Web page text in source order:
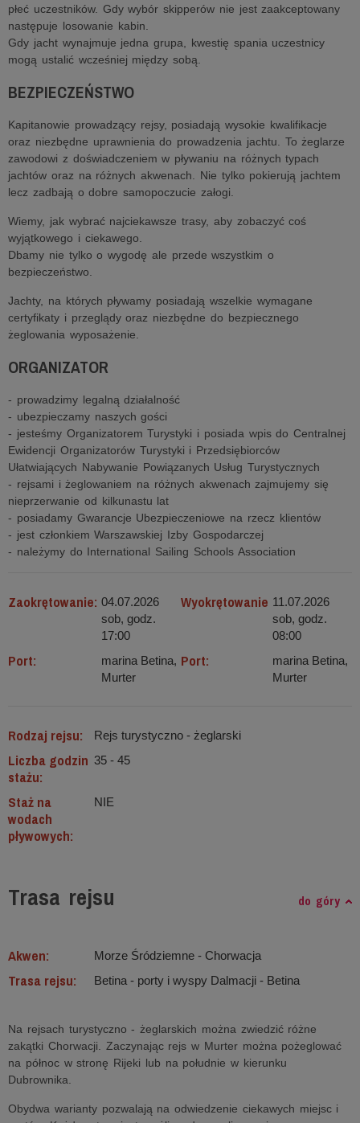
płeć uczestników. Gdy wybór skipperów nie jest zaakceptowany
następuje losowanie kabin.
Gdy jacht wynajmuje jedna grupa, kwestię spania uczestnicy
mogą ustalić wcześniej między sobą.
BEZPIECZEŃSTWO
Kapitanowie prowadzący rejsy, posiadają wysokie kwalifikacje
oraz niezbędne uprawnienia do prowadzenia jachtu. To żeglarze
zawodowi z doświadczeniem w pływaniu na różnych typach
jachtów oraz na różnych akwenach. Nie tylko pokierują jachtem
lecz zadbają o dobre samopoczucie załogi.
Wiemy, jak wybrać najciekawsze trasy, aby zobaczyć coś
wyjątkowego i ciekawego.
Dbamy nie tylko o wygodę ale przede wszystkim o
bezpieczeństwo.
Jachty, na których pływamy posiadają wszelkie wymagane
certyfikaty i przeglądy oraz niezbędne do bezpiecznego
żeglowania wyposażenie.
ORGANIZATOR
- prowadzimy legalną działalność
- ubezpieczamy naszych gości
- jesteśmy Organizatorem Turystyki i posiada wpis do Centralnej
Ewidencji Organizatorów Turystyki i Przedsiębiorców
Ułatwiających Nabywanie Powiązanych Usług Turystycznych
- rejsami i żeglowaniem na różnych akwenach zajmujemy się
nieprzerwanie od kilkunastu lat
- posiadamy Gwarancje Ubezpieczeniowe na rzecz klientów
- jest członkiem Warszawskiej Izby Gospodarczej
- należymy do International Sailing Schools Association
Zaokrętowanie: 04.07.2026
sob, godz.
17:00
Wyokrętowanie 11.07.2026
sob, godz.
08:00
Port:
marina Betina,
Murter
Port:
marina Betina,
Murter
Rodzaj rejsu: Rejs turystyczno - żeglarski
Liczba godzin
stażu:
35 - 45
Staż na
wodach
pływowych:
NIE
Trasa rejsu do góry
Akwen: Morze Śródziemne ‐ Chorwacja
Trasa rejsu: Betina - porty i wyspy Dalmacji - Betina
Na rejsach turystyczno - żeglarskich można zwiedzić różne
zakątki Chorwacji. Zaczynając rejs w Murter można pożeglować
na północ w stronę Rijeki lub na południe w kierunku
Dubrownika.
Obydwa warianty pozwalają na odwiedzenie ciekawych miejsc i